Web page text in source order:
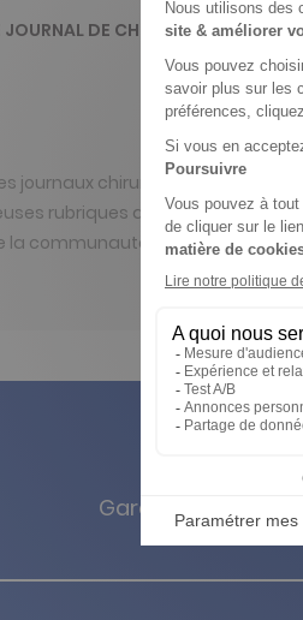
DE CHIRURGIE VISCERALE
journaux chirurgicaux
rubriques didactiques (Cas
la communauté chirurgicale.
Garanties des prix